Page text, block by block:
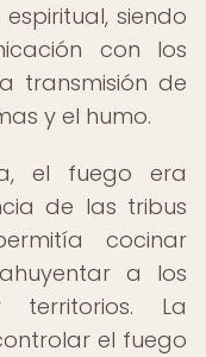
siendo
con los
transmisión de
y el humo.
el fuego era
de las tribus
cocinar
a los
territorios. La
el fuego